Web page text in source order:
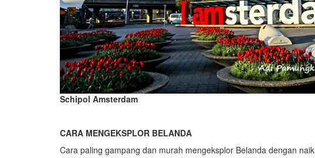
Schipol Amsterdam
CARA MENGEKSPLOR BELANDA
Cara paling gampang dan murah mengeksplor Belanda dengan